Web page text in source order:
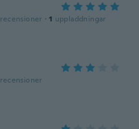
recensioner · 1 uppladdningar
recensioner